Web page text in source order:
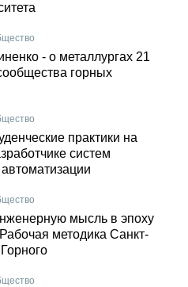
- о металлургах 21
горных
практики на
систем
мысль в эпоху
методика Санкт-